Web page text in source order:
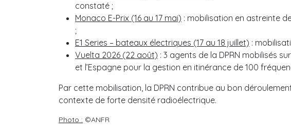
constaté ;
Monaco E-Prix (16 au 17 mai) : mobilisation en astreinte
;
E1 Series – bateaux électriques (17 au 18 juillet) :
Vuelta 2026 (22 août) : 3 agents de la DPRN mobilisés
et l’Espagne pour la gestion en itinérance de 100
Par cette mobilisation, la DPRN contribue au bon
contexte de forte densité radioélectrique.
Photo : ©ANFR